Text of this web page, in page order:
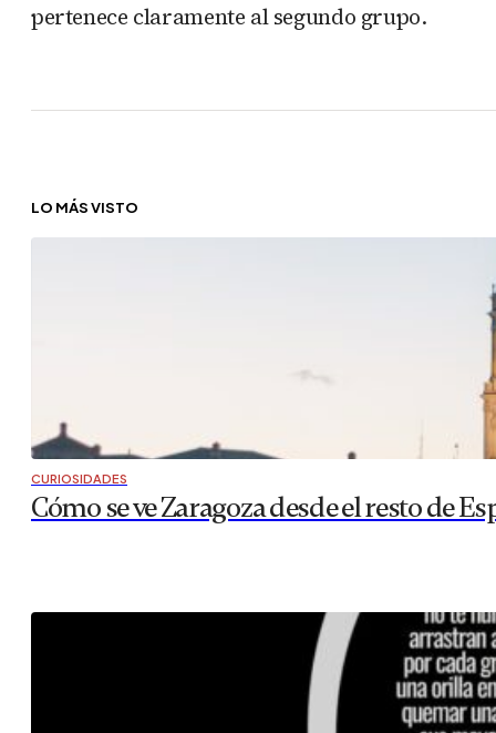
pertenece claramente al segundo grupo.
LO MÁS VISTO
CURIOSIDADES
Cómo se ve Zaragoza desde el resto de